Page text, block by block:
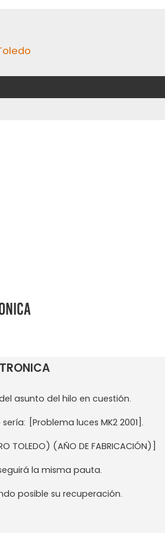
asunto del hilo en cuestión.
[Problema luces MK2 2001].
TOLEDO) (AÑO DE FABRICACIÓN)]
la misma pauta.
posible su recuperación.